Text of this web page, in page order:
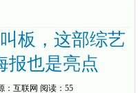
板，这部综艺
报也是亮点
： 互联网 阅读：55